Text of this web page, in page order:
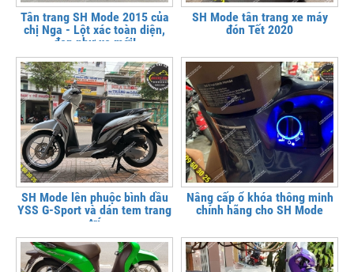
Tân trang SH Mode 2015 của
chị Nga - Lột xác toàn diện,
đẹp như xe mới!
SH Mode tân trang xe máy
đón Tết 2020
SH Mode lên phuộc bình dầu
YSS G-Sport và dán tem trang
trí
Nâng cấp ổ khóa thông minh
chính hãng cho SH Mode